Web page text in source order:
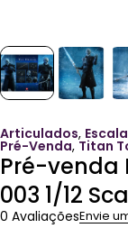
Articulados, Escala
Pré-Venda, Titan
Pré-venda
003 1/12
0 AvaliaçõesEnvie